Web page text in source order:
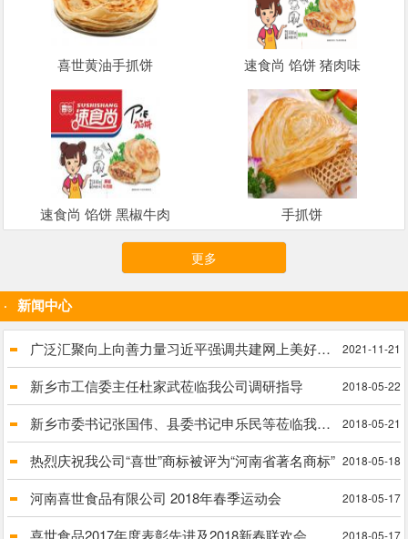
喜世黄油手抓饼 速食尚 馅饼 猪肉味
速食尚 馅饼 黑椒牛肉 手抓饼
更多
新闻中心
广泛汇聚向上向善力量习近平强调共建网上美好精神家园 2021-11-21
新乡市工信委主任杜家武莅临我公司调研指导 2018-05-22
新乡市委书记张国伟、县委书记申乐民等莅临我公司进行实地调研脱贫攻坚工作 2018-05-21
热烈庆祝我公司“喜世”商标被评为“河南省著名商标” 2018-05-18
河南喜世食品有限公司 2018年春季运动会 2018-05-17
喜世食品2017年度表彰先进及2018新春联欢会 2018-05-17